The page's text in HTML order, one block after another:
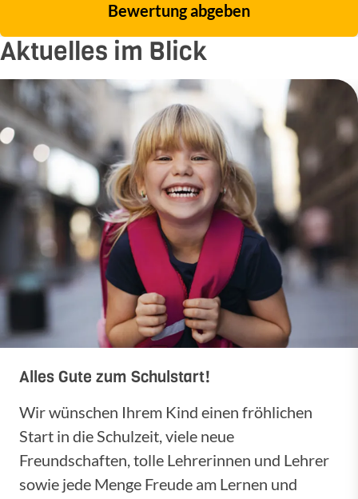
Bewertung abgeben
Aktuelles im Blick
Alles Gute zum Schulstart!
Wir wünschen Ihrem Kind einen fröhlichen
Start in die Schulzeit, viele neue
Freundschaften, tolle Lehrerinnen und Lehrer
sowie jede Menge Freude am Lernen und